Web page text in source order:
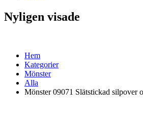
Nyligen visade
Hem
Kategorier
Mönster
Alla
Mönster 09071 Slätstickad silpover